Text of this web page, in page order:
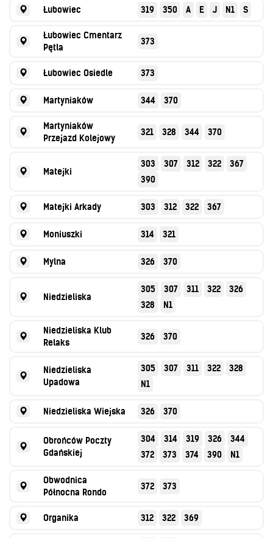
Łubowiec 319 350 A E J N1 S
Łubowiec Cmentarz
Pętla
373
Łubowiec Osiedle 373
Martyniaków 344 370
Martyniaków
Przejazd Kolejowy
321 328 344 370
Matejki
303 307 312 322
367
390
Matejki Arkady 303 312 322 367
Moniuszki 314 321
Mylna 326 370
Niedzieliska
305 307 311 322
326
328
N1
Niedzieliska Klub
Relaks
326 370
Niedzieliska
Upadowa
305 307 311 322
328
N1
Niedzieliska Wiejska 326 370
Obrońców Poczty
Gdańskiej
304 314 319 326
344
372
373 374 390 N1
Obwodnica
Północna Rondo
372 373
Organika 312 322 369